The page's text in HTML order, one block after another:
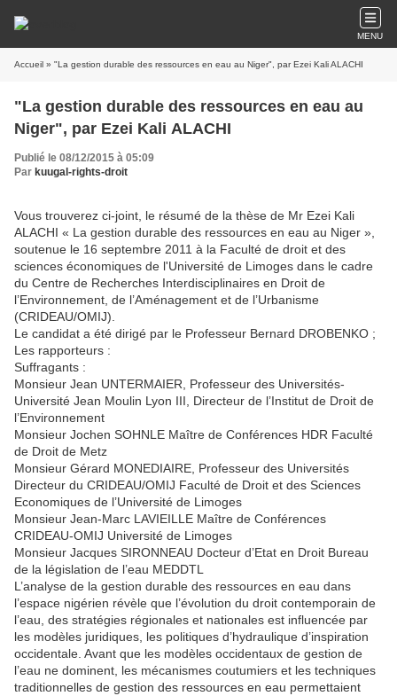
MENU
Accueil » "La gestion durable des ressources en eau au Niger", par Ezei Kali ALACHI
"La gestion durable des ressources en eau au
Niger", par Ezei Kali ALACHI
Publié le 08/12/2015 à 05:09
Par kuugal-rights-droit
Vous trouverez ci-joint, le résumé de la thèse de Mr Ezei Kali
ALACHI « La gestion durable des ressources en eau au Niger »,
soutenue le 16 septembre 2011 à la Faculté de droit et des
sciences économiques de l'Université de Limoges dans le cadre
du Centre de Recherches Interdisciplinaires en Droit de
l’Environnement, de l’Aménagement et de l’Urbanisme
(CRIDEAU/OMIJ).
Le candidat a été dirigé par le Professeur Bernard DROBENKO ;
Les rapporteurs :
Suffragants :
Monsieur Jean UNTERMAIER, Professeur des Universités-
Université Jean Moulin Lyon III, Directeur de l’Institut de Droit de
l’Environnement
Monsieur Jochen SOHNLE Maître de Conférences HDR Faculté
de Droit de Metz
Monsieur Gérard MONEDIAIRE, Professeur des Universités
Directeur du CRIDEAU/OMIJ Faculté de Droit et des Sciences
Economiques de l’Université de Limoges
Monsieur Jean-Marc LAVIEILLE Maître de Conférences
CRIDEAU-OMIJ Université de Limoges
Monsieur Jacques SIRONNEAU Docteur d’Etat en Droit Bureau
de la législation de l’eau MEDDTL
L’analyse de la gestion durable des ressources en eau dans
l’espace nigérien révèle que l’évolution du droit contemporain de
l’eau, des stratégies régionales et nationales est influencée par
les modèles juridiques, les politiques d’hydraulique d’inspiration
occidentale. Avant que les modèles occidentaux de gestion de
l’eau ne dominent, les mécanismes coutumiers et les techniques
traditionnelles de gestion des ressources en eau permettaient